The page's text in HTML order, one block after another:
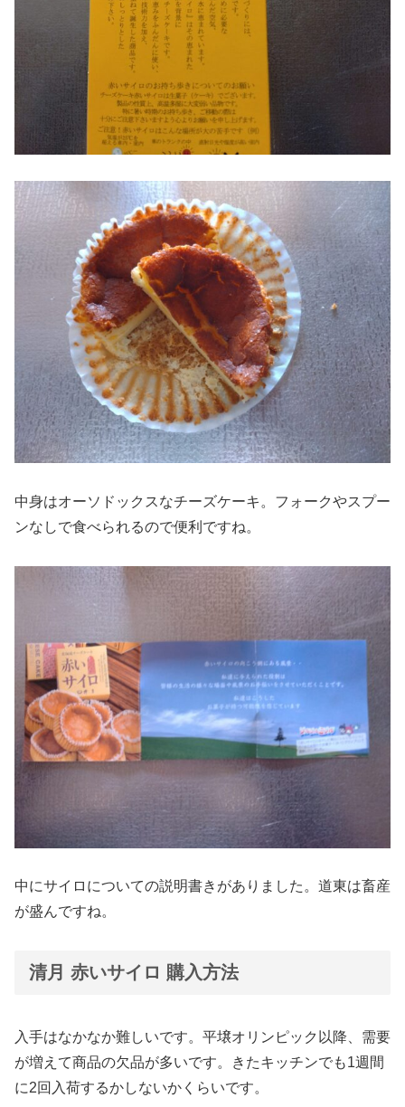
中身はオーソドックスなチーズケーキ。フォークやスプー
ンなしで食べられるので便利ですね。
中にサイロについての説明書きがありました。道東は畜産
が盛んですね。
清月 赤いサイロ 購入方法
入手はなかなか難しいです。平壌オリンピック以降、需要
が増えて商品の欠品が多いです。きたキッチンでも1週間
に2回入荷するかしないかくらいです。